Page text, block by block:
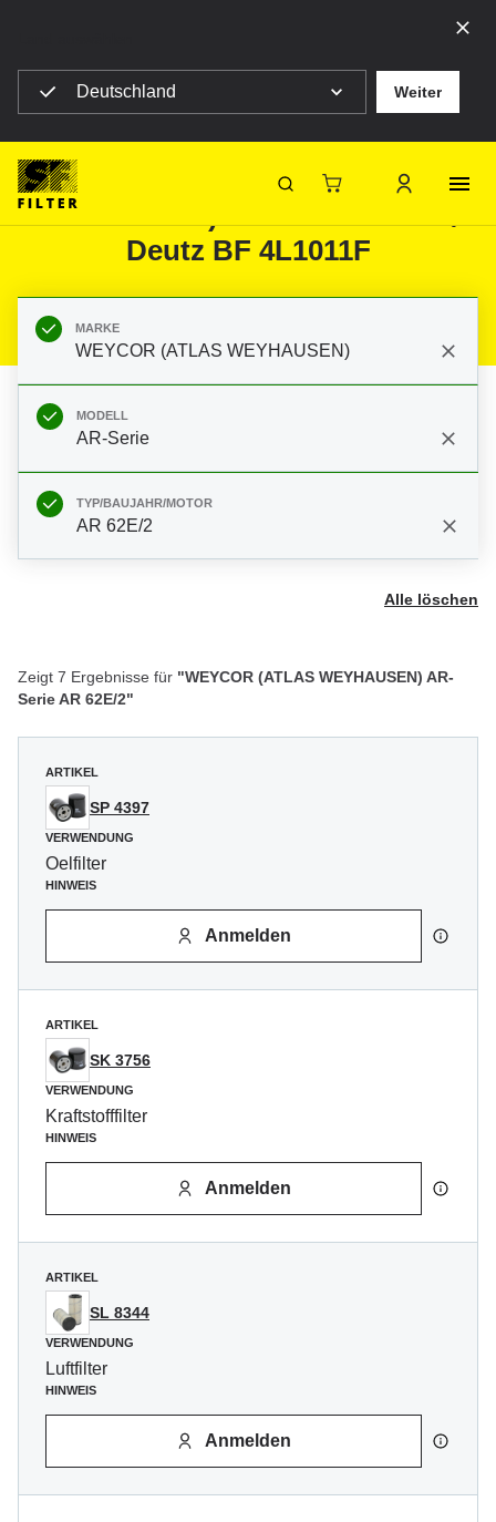
Deutschland Weiter
SF-Filter
Filter für WEYCOR (ATLAS
WEYHAUSEN) AR-Serie AR 62E/2
Deutz BF 4L1011F
MARKE
WEYCOR (ATLAS WEYHAUSEN)
MODELL
AR-Serie
TYP/BAUJAHR/MOTOR
AR 62E/2
Alle löschen
Zeigt 7 Ergebnisse für "WEYCOR (ATLAS WEYHAUSEN) AR-
Serie AR 62E/2"
ARTIKEL
SP 4397
VERWENDUNG
Oelfilter
HINWEIS
Anmelden
ARTIKEL
SK 3756
VERWENDUNG
Kraftstofffilter
HINWEIS
Anmelden
ARTIKEL
SL 8344
VERWENDUNG
Luftfilter
HINWEIS
Anmelden